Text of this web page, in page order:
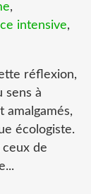
,
intensive,
réflexion,
sens à
amalgamés,
écologiste.
de